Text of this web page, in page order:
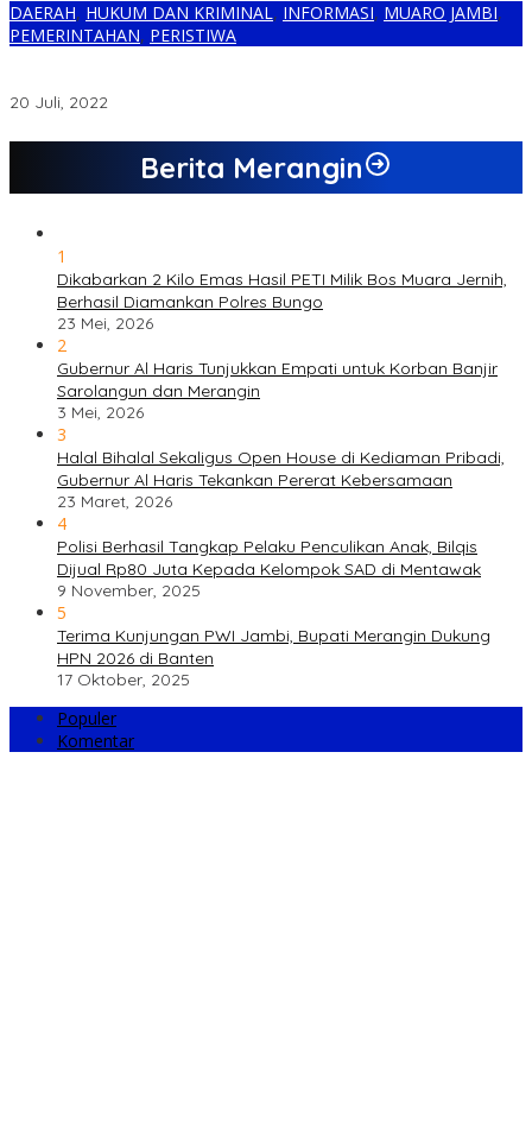
DAERAH, HUKUM DAN KRIMINAL, INFORMASI, MUARO JAMBI,
PEMERINTAHAN, PERISTIWA
20 Juli, 2022
Berita Merangin
1
Dikabarkan 2 Kilo Emas Hasil PETI Milik Bos Muara Jernih,
Berhasil Diamankan Polres Bungo
23 Mei, 2026
2
Gubernur Al Haris Tunjukkan Empati untuk Korban Banjir
Sarolangun dan Merangin
3 Mei, 2026
3
Halal Bihalal Sekaligus Open House di Kediaman Pribadi,
Gubernur Al Haris Tekankan Pererat Kebersamaan
23 Maret, 2026
4
Polisi Berhasil Tangkap Pelaku Penculikan Anak, Bilqis
Dijual Rp80 Juta Kepada Kelompok SAD di Mentawak
9 November, 2025
5
Terima Kunjungan PWI Jambi, Bupati Merangin Dukung
HPN 2026 di Banten
17 Oktober, 2025
Populer
Komentar